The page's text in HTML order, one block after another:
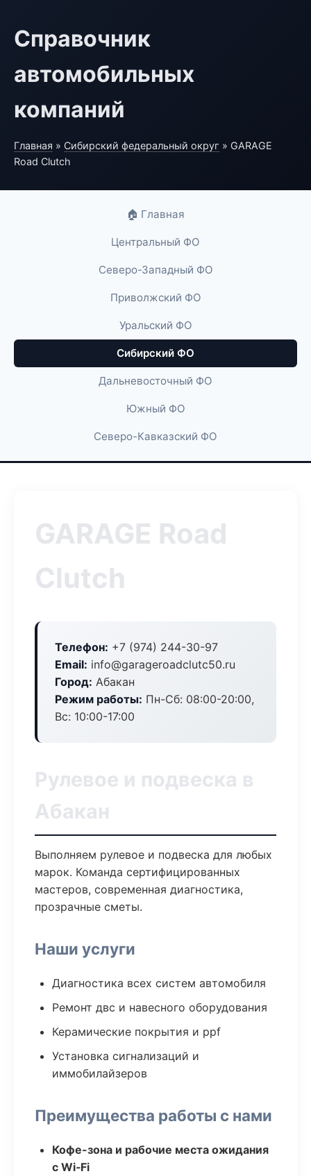
Справочник
автомобильных
компаний
Главная » Сибирский федеральный округ » GARAGE
Road Clutch
🏠 Главная
Центральный ФО
Северо-Западный ФО
Приволжский ФО
Уральский ФО
Сибирский ФО
Дальневосточный ФО
Южный ФО
Северо-Кавказский ФО
GARAGE Road
Clutch
Телефон: +7 (974) 244-30-97
Email: info@garageroadclutc50.ru
Город: Абакан
Режим работы: Пн-Сб: 08:00-20:00,
Вс: 10:00-17:00
Рулевое и подвеска в
Абакан
Выполняем рулевое и подвеска для любых
марок. Команда сертифицированных
мастеров, современная диагностика,
прозрачные сметы.
Наши услуги
Диагностика всех систем автомобиля
Ремонт двс и навесного оборудования
Керамические покрытия и ppf
Установка сигнализаций и
иммобилайзеров
Преимущества работы с нами
Кофе-зона и рабочие места ожидания
с Wi‑Fi